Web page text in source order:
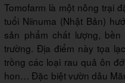
Tomofarm là một nông trại
tuổi Niinuma (Nhật Bản)
sản phẩm chất lượng,
trường. Địa điểm này tọa
trồng các loại rau quả ôn
hon… Đặc biệt vườn dâu